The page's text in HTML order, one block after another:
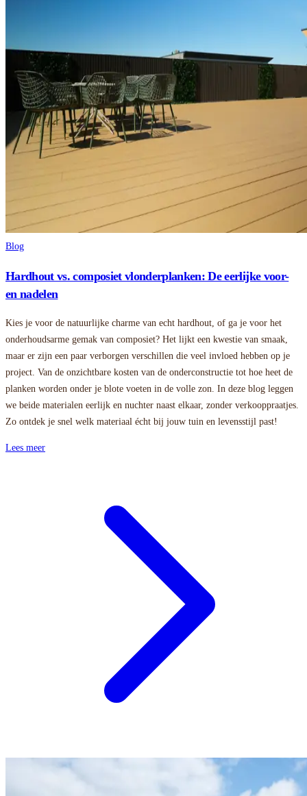
Blog
Hardhout vs. composiet vlonderplanken: De eerlijke voor-
en nadelen
Kies je voor de natuurlijke charme van echt hardhout, of ga je voor het
onderhoudsarme gemak van composiet? Het lijkt een kwestie van smaak,
maar er zijn een paar verborgen verschillen die veel invloed hebben op je
project. Van de onzichtbare kosten van de onderconstructie tot hoe heet de
planken worden onder je blote voeten in de volle zon. In deze blog leggen
we beide materialen eerlijk en nuchter naast elkaar, zonder verkooppraatjes.
Zo ontdek je snel welk materiaal écht bij jouw tuin en levensstijl past!
Lees meer